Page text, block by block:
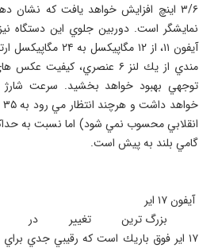
۳/۶ اينچ افزايش خواهد يافت كه
نمايشگر است. دوربين جلوي اين دستگاه نيز
آيفون ۱۱، از ۱۲
مندي از يك لنز ۶ عنصري،
توجهي بهبود خواهد بخشيد. سرعت شارژ
بزرگ ترين تغيير